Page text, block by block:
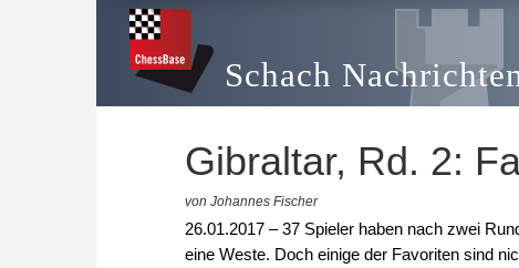
Schach
Gibraltar, Rd. 2:
von Johannes Fischer
26.01.2017 – 37 Spieler haben nach zwei
eine Weste. Doch einige der Favoriten sind